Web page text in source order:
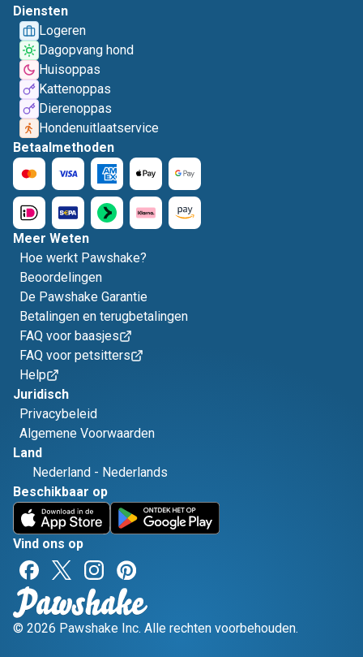
Diensten
Logeren
Dagopvang hond
Huisoppas
Kattenoppas
Dierenoppas
Hondenuitlaatservice
Betaalmethoden
Meer Weten
Hoe werkt Pawshake?
Beoordelingen
De Pawshake Garantie
Betalingen en terugbetalingen
FAQ voor baasjes
FAQ voor petsitters
Help
Juridisch
Privacybeleid
Algemene Voorwaarden
Land
Nederland - Nederlands
Beschikbaar op
Vind ons op
© 2026 Pawshake Inc. Alle rechten voorbehouden.